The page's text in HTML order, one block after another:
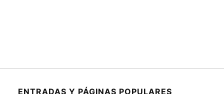
ENTRADAS Y PÁGINAS POPULARES